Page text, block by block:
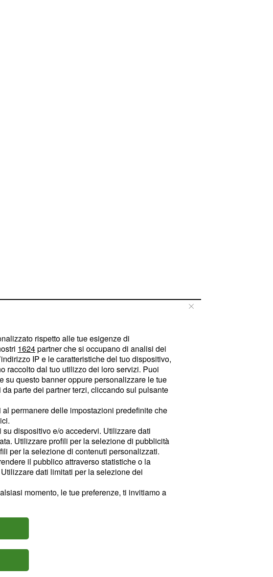
rispetto alle tue esigenze di
1624partner che si occupano di analisi dei
IP e le caratteristiche del tuo dispositivo,
raccolto dal tuo utilizzo dei loro servizi. Puoi
su questo banner oppure personalizzare le tue
parte dei partner terzi, cliccando sul pulsante
permanere delle impostazioni predefinite che
dispositivo e/o accedervi. Utilizzare dati
Utilizzare profili per la selezione di pubblicità
per la selezione di contenuti personalizzati.
il pubblico attraverso statistiche o la
dati limitati per la selezione dei
momento, le tue preferenze, ti invitiamo a